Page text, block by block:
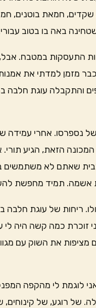
חמאת בוטנים,
באה בו בטוב
התעסקות במטבח.
מזמן למדתי את אמנות
והתקבלה עוגת חלבה
הזאת, הגיע תורי.
שאתם לא משתמשים
אשמה. תמיד מחפשת
ריחות של עוגת חלבה
זוכרת כמה קשה היה
את השוק עם
לוגמת לי מהקפה
של רוגע, של